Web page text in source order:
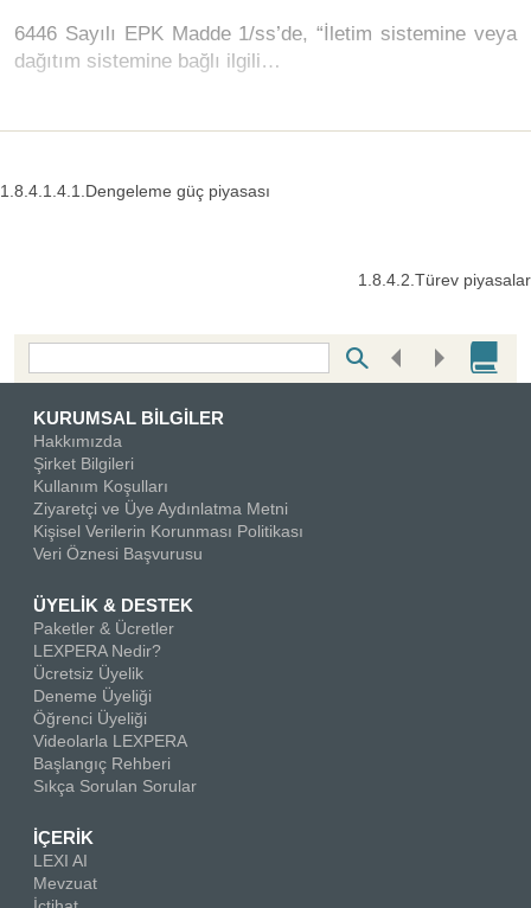
6446 Sayılı EPK Madde 1/ss’de, “İletim sistemine veya
dağıtım sistemine bağlı ilgili…
1.8.4.1.4.1.Dengeleme güç piyasası
1.8.4.2.Türev piyasalar
Bottom Search Toolbar Highlight Text
KURUMSAL BİLGİLER
Hakkımızda
Şirket Bilgileri
Kullanım Koşulları
Ziyaretçi ve Üye Aydınlatma Metni
Kişisel Verilerin Korunması Politikası
Veri Öznesi Başvurusu
ÜYELİK & DESTEK
Paketler & Ücretler
LEXPERA Nedir?
Ücretsiz Üyelik
Deneme Üyeliği
Öğrenci Üyeliği
Videolarla LEXPERA
Başlangıç Rehberi
Sıkça Sorulan Sorular
İÇERİK
LEXI AI
Mevzuat